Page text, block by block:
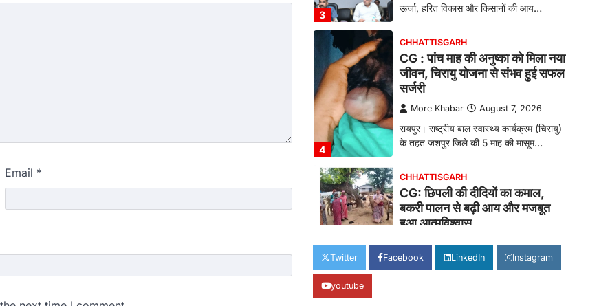
Email *
3
ऊर्जा, हरित विकास और किसानों की आय…
4
CHHATTISGARH
CG : पांच माह की अनुष्का को मिला नया
जीवन, चिरायु योजना से संभव हुई सफल
सर्जरी
More Khabar August 7, 2026
रायपुर। राष्ट्रीय बाल स्वास्थ्य कार्यक्रम (चिरायु)
के तहत जशपुर जिले की 5 माह की मासूम…
1
CHHATTISGARH
CG: छिपली की दीदियों का कमाल,
बकरी पालन से बढ़ी आय और मजबूत
हुआ आत्मविश्वास
More Khabar August 7, 2026
रायपुर। ग्रामीण महिलाओं को आर्थिक रूप से
Twitter Facebook LinkedIn Instagram
youtube